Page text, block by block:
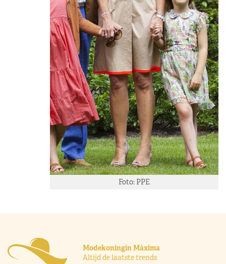
Foto: PPE
Modekoningin Máxima
Altijd de laatste trends